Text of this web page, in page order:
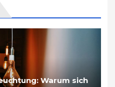
Warum sich